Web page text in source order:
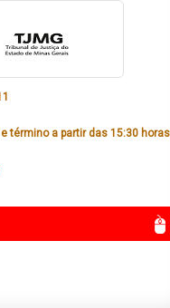
término a partir das 15:30